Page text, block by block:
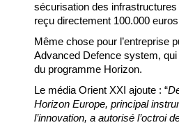
sécurisation des
reçu directement 100.000
Même chose pour l’entreprise
Advanced Defence system,
du programme Horizon.
Le média Orient XXI ajoute : “
Horizon Europe, principal
l’innovation, a autorisé l’octroi